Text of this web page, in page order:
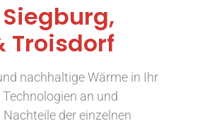
Troisdorf
nachhaltige Wärme in Ihr
an und
der einzelnen